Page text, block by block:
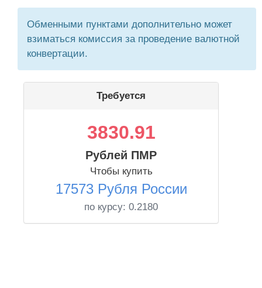
Обменными пунктами дополнительно может
взиматься комиссия за проведение валютной
конвертации.
Требуется
3830.91
Рублей ПМР
Чтобы купить
17573 Рубля России
по курсу: 0.2180